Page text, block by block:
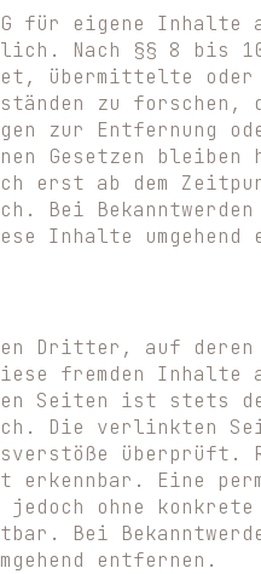
für eigene Inhalte
Nach §§ 8 bis 10
übermittelte oder
zu
zur Entfernung
Gesetzen bleiben
erst ab dem
Bei Bekanntwerden
Inhalte umgehend
Dritter, auf
fremden Inhalte
Seiten ist stets
Die verlinkten
überprüft.
Eine
ohne konkrete
Bei
entfernen.